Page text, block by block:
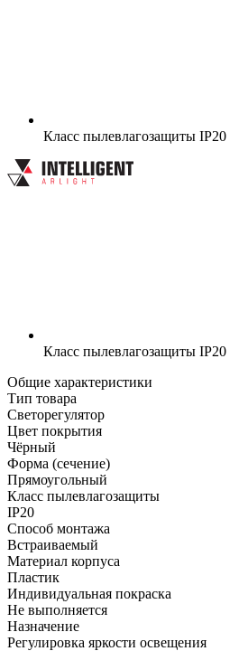
Класс пылевлагозащиты IP20
Класс пылевлагозащиты IP20
Общие характеристики
Тип товара
Светорегулятор
Цвет покрытия
Чёрный
Форма (сечение)
Прямоугольный
Класс пылевлагозащиты
IP20
Способ монтажа
Встраиваемый
Материал корпуса
Пластик
Индивидуальная покраска
Не выполняется
Назначение
Регулировка яркости освещения